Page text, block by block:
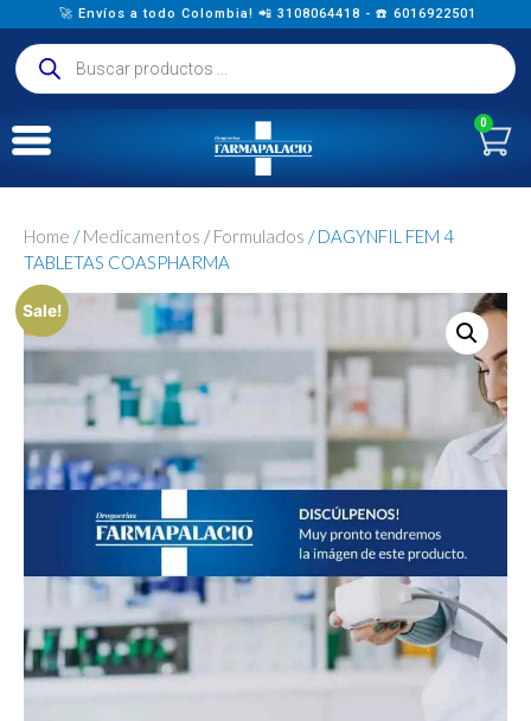
🚀 Envíos a todo Colombia! 📲 3108064418 - ☎️ 6016922501
0
Home /Medicamentos /Formulados / DAGYNFIL FEM 4
TABLETAS COASPHARMA
Sale!